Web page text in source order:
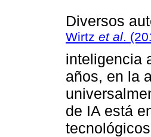
Diversos
Wirtz et al.
inteligencia
años, en la
de IA está